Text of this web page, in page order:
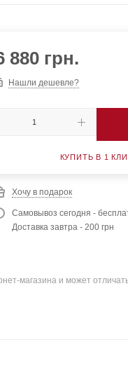
880 грн.
Нашли дешевле?
КУПИТЬ В 1
Хочу в подарок
Самовывоз сегодня -
Доставка завтра - 200 грн
магазина и может